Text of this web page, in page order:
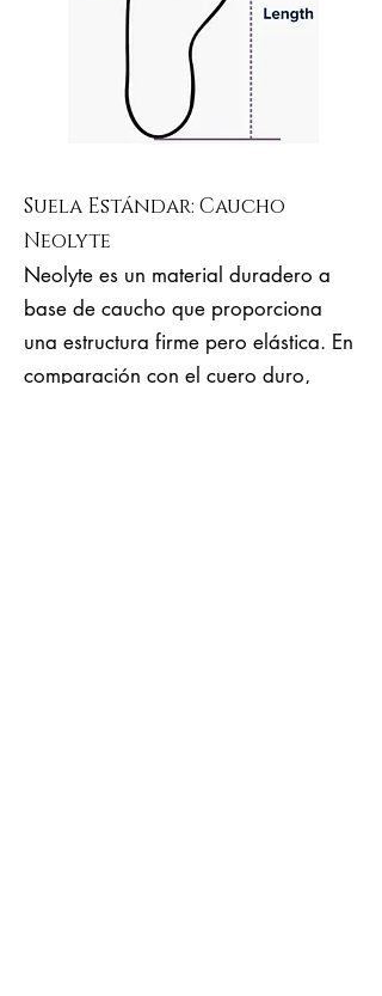
Suela Estándar: Caucho
Neolyte
Neolyte es un material duradero a
base de caucho que proporciona
una estructura firme pero elástica. En
comparación con el cuero duro,